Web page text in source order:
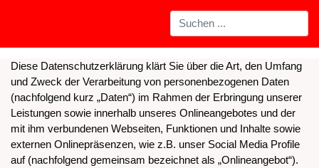
Diese Datenschutzerklärung klärt Sie über die Art, den Umfang
und Zweck der Verarbeitung von personenbezogenen Daten
(nachfolgend kurz „Daten“) im Rahmen der Erbringung unserer
Leistungen sowie innerhalb unseres Onlineangebotes und der
mit ihm verbundenen Webseiten, Funktionen und Inhalte sowie
externen Onlinepräsenzen, wie z.B. unser Social Media Profile
auf (nachfolgend gemeinsam bezeichnet als „Onlineangebot“).